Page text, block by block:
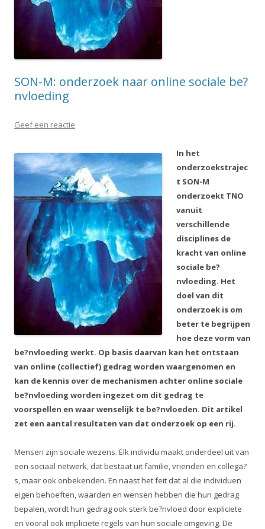
SON-M: onderzoek naar online sociale be?
nvloeding
Geef een reactie
In het
onderzoekstrajec
t SON-M
onderzoekt TNO
vanuit
verschillende
disciplines de
kracht van online
sociale be?
nvloeding. Het
doel van dit
onderzoek is om
beter te begrijpen
hoe deze vorm van
be?nvloeding werkt. Op basis daarvan kan het ontstaan
van online (collectief) gedrag worden waargenomen en
kan de kennis over de mechanismen achter online sociale
be?nvloeding worden ingezet om dit gedrag te
voorspellen en waar wenselijk te be?nvloeden. Dit artikel
zet een aantal resultaten van dat onderzoek op een rij.
Mensen zijn sociale wezens. Elk individu maakt onderdeel uit van
een sociaal netwerk, dat bestaat uit familie, vrienden en collega?
s, maar ook onbekenden. En naast het feit dat al die individuen
eigen behoeften, waarden en wensen hebben die hun gedrag
bepalen, wordt hun gedrag ook sterk be?nvloed door expliciete
en vooral ook impliciete regels van hun sociale omgeving. De